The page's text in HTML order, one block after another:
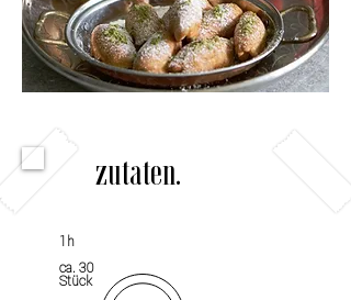
zutaten.
1h
ca. 30
Stück